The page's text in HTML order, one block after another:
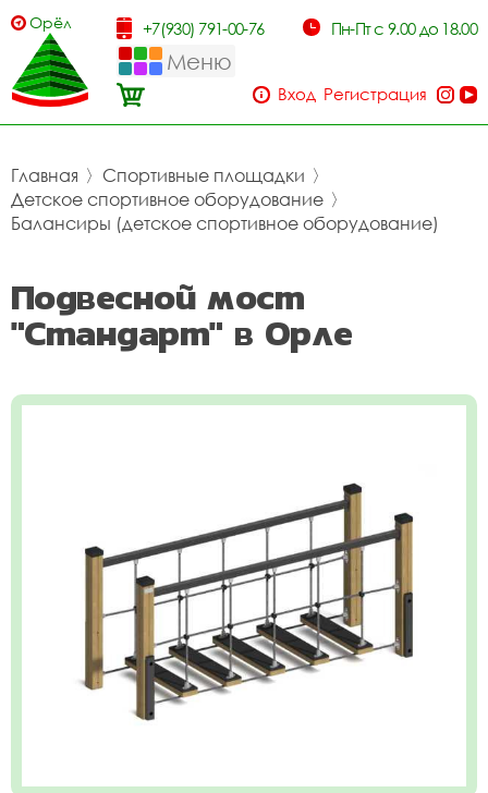
Орёл +7(930) 791-00-76 Пн-Пт с 9.00 до 18.00
Меню
Вход Регистрация
Главная 〉 Спортивные площадки 〉
Детское спортивное оборудование 〉
Балансиры (детское спортивное оборудование)
Подвесной мост
"Стандарт" в Орле